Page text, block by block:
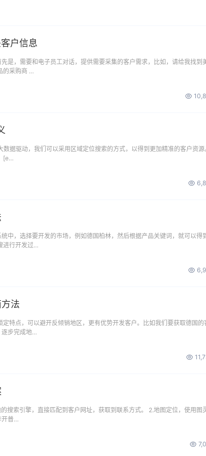
户信息
是，需要和电子员工对话，提供需要采集的客户需求，比如，请给我找到
的采购商 …
据驱动，我们可以采用区域定位搜索的方式，以得到更加精准的客户资源
[e…
中，选择要开发的市场，例如德国柏林，然后根据产品关键词，就可以得
进行开发过…
法
特点，可以避开反倾销地区，更有优势开发客户。比如我们要获取德国的
逐步完成地…
搜索引擎，直接匹配到客户网址，获取到联系方式。 2.地图定位，使用图
开普…